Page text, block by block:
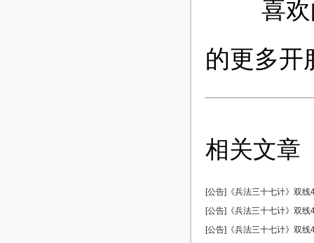
喜欢的
的更多开
相关文章
[公告]《兵法三十七计》双
[公告]《兵法三十七计》双
[公告]《兵法三十七计》双